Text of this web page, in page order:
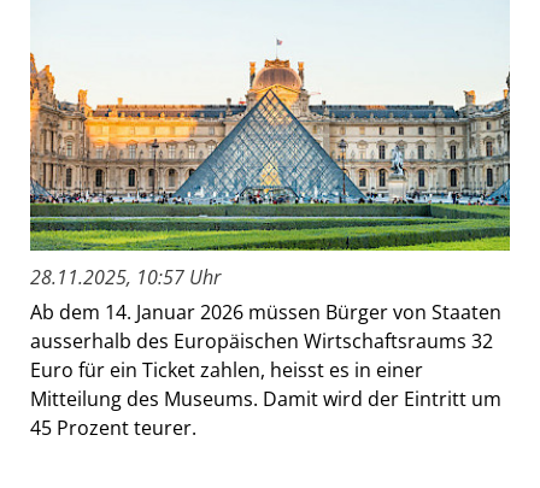
28.11.2025, 10:57 Uhr
Ab dem 14. Januar 2026 müssen Bürger von Staaten
ausserhalb des Europäischen Wirtschaftsraums 32
Euro für ein Ticket zahlen, heisst es in einer
Mitteilung des Museums. Damit wird der Eintritt um
45 Prozent teurer.